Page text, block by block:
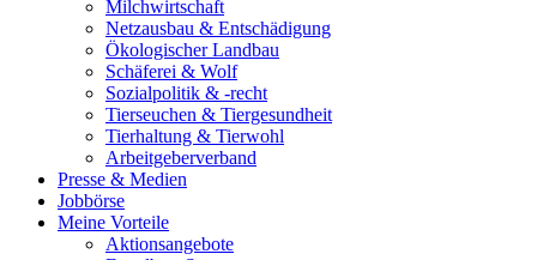
Milchwirtschaft
Netzausbau & Entschädigung
Ökologischer Landbau
Schäferei & Wolf
Sozialpolitik & -recht
Tierseuchen & Tiergesundheit
Tierhaltung & Tierwohl
Arbeitgeberverband
Presse & Medien
Jobbörse
Meine Vorteile
Aktionsangebote